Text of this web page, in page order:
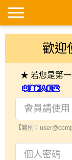
歡迎
★ 若您是第一
【範例：